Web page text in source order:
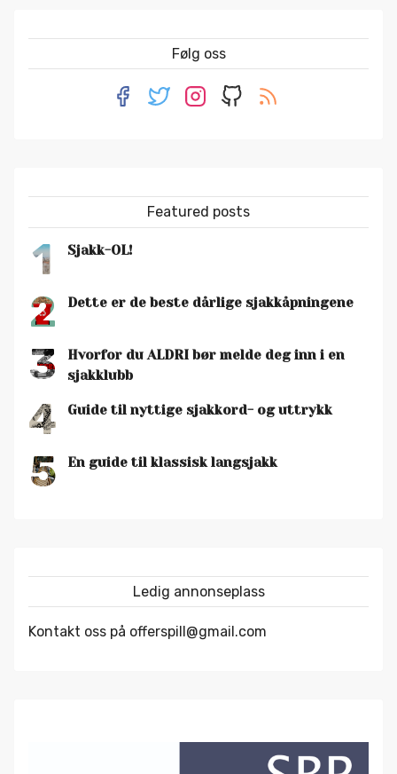
Følg oss
Featured posts
1 Sjakk-OL!
2 Dette er de beste dårlige sjakkåpningene
3
Hvorfor du ALDRI bør melde deg inn i en
sjakklubb
4 Guide til nyttige sjakkord- og uttrykk
5 En guide til klassisk langsjakk
Ledig annonseplass
Kontakt oss på offerspill@gmail.com